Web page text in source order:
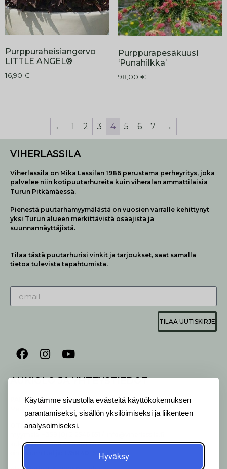
Käytämme sivustolla evästeitä käyttökokemuksen
parantamiseksi, sisällön yksilöimiseksi ja liikenteen
analysoimiseksi.
Hyväksy
Purppuraheisiangervo
LITTLE ANGEL®
16,90 €
Purppurapesäkuusi
‘Punahilkka’
98,00 €
← 1 2 3 4 5 6 7 →
VIHERLASSILA
Viherlassila on Mika Lassilan 1986 perustama perheyritys, joka
palvelee niin kotipuutarhureita kuin viheralan ammattilaisia
Turun Pitkämäessä.
Pienestä puutarhamyymälästä on vuosien varralle kehittynyt
yksi Turun alueen merkittävistä osaajista ja
suunnannäyttäjistä.
Tilaa tästä puutarhurisi vinkit ja tarjoukset, saat samalla
tietoa tulevista tapahtumista.
TILAA UUTISKIRJE
AUKIOLO JA YHTEYSTIEDOT
ALVELEMME:
Ma-Pe 9-20 I La 10-18 I Su 10-17
OTA YHTEYTTÄ:
kukkapiste: +358 44 5369 657
pihasuunnittelija: +358 40 1547 376